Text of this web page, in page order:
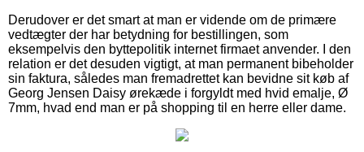
Derudover er det smart at man er vidende om de primære
vedtægter der har betydning for bestillingen, som
eksempelvis den byttepolitik internet firmaet anvender. I den
relation er det desuden vigtigt, at man permanent bibeholder
sin faktura, således man fremadrettet kan bevidne sit køb af
Georg Jensen Daisy ørekæde i forgyldt med hvid emalje, Ø
7mm, hvad end man er på shopping til en herre eller dame.